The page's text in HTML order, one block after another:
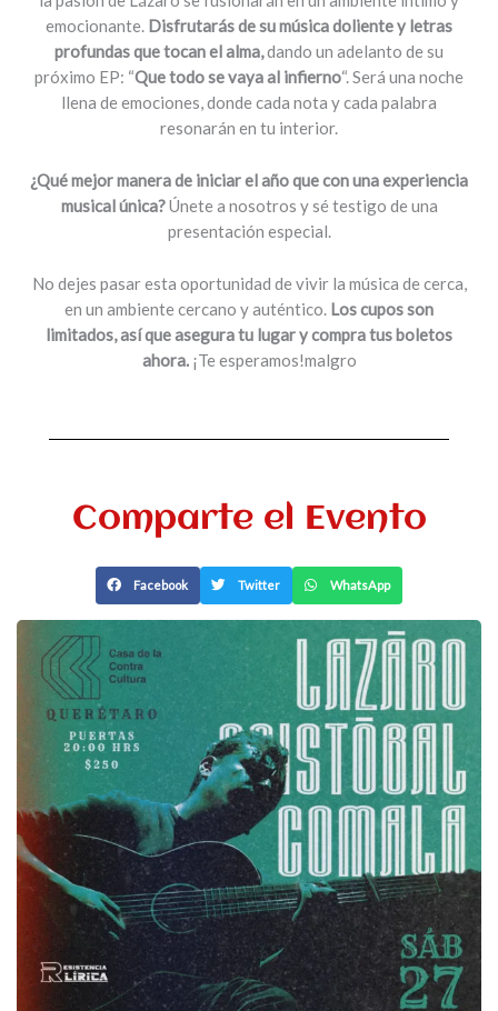
emocionante. Disfrutarás de su música doliente y letras
profundas que tocan el alma,dando un adelanto de su
próximo EP: “Que todo se vaya al infierno“. Será una noche
llena de emociones, donde cada nota y cada palabra
resonarán en tu interior.
¿Qué mejor manera de iniciar el año que con una experiencia
musical única?Únete a nosotros y sé testigo de una
presentación especial.
No dejes pasar esta oportunidad de vivir la música de cerca,
en un ambiente cercano y auténtico. Los cupos son
limitados, así que asegura tu lugar y compra tus boletos
ahora.¡Te esperamos!malgro
Comparte el Evento
Facebook Twitter WhatsApp